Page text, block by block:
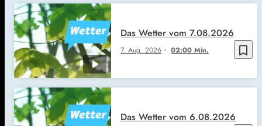
bookmark_border
7. Aug. 2026 02:00 Min.
Das Wetter vom 7.08.2026
Das Wetter vom 6.08.2026